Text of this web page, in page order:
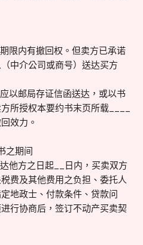
内有撤回权。但卖方已承诺
中介公司或商号）送达买方
邮局存证信函送达，或以书
所授权本要约书末页所载____
效力。
之期间
方之日起__日内，买卖双方
费及其他费用之负担、委托人
地政士、付款条件、贷款问
行协商后，签订不动产买卖契